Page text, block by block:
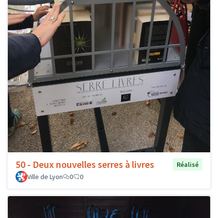
50 - Deux nouvelles serres à livres
Réalisé
Ville de Lyon
0 0